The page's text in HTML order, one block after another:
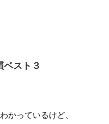
ベスト３
かっているけど、